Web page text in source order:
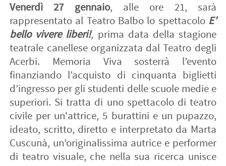
Venerdì 27 gennaio, alle ore 21, sarà
rappresentato al Teatro Balbo lo spettacolo E’
bello vivere liberi!, prima data della stagione
teatrale canellese organizzata dal Teatro degli
Acerbi. Memoria Viva sosterrà l’evento
finanziando l’acquisto di cinquanta biglietti
d’ingresso per gli studenti delle scuole medie e
superiori. Si tratta di uno spettacolo di teatro
civile per un'attrice, 5 burattini e un pupazzo,
ideato, scritto, diretto e interpretato da Marta
Cuscunà, un’originalissima autrice e performer
di teatro visuale, che nella sua ricerca unisce